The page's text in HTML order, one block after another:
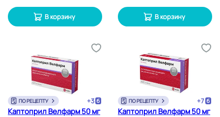
В корзину В корзину
ПО РЕЦЕПТУ +3
Каптоприл Велфарм 50 мг
ПО РЕЦЕПТУ +7
Каптоприл Велфарм 50 мг